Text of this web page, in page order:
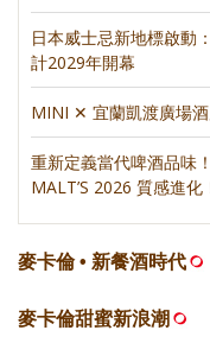
日本威士忌新地標啟動
計2029年開幕
MINI ✕ 宜蘭凱渡廣場
重新定義當代啤酒品味
MALT’S 2026 質感進化
麥卡倫 • 新餐酒時代
麥卡倫甜蜜新浪潮